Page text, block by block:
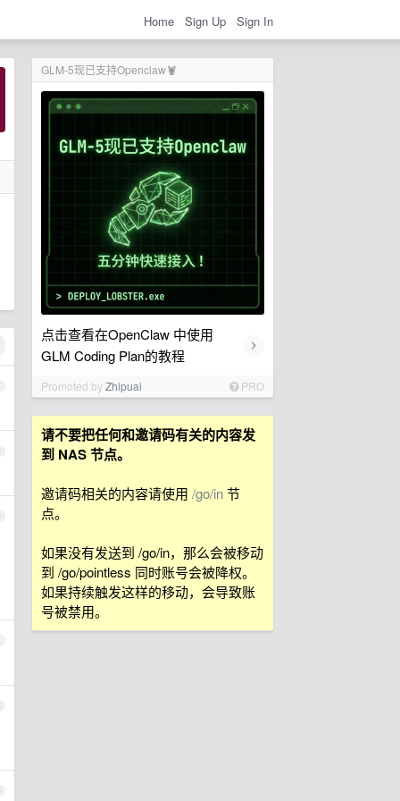
Home Sign Up Sign In
GLM-5现已支持Openclaw🦞
点击查看在OpenClaw 中使用
GLM Coding Plan的教程
›
Promoted byZhipuai PRO
请不要把任何和邀请码有关的内容发
到 NAS 节点。
邀请码相关的内容请使用 /go/in节
点。
如果没有发送到 /go/in，那么会被移动
到 /go/pointless 同时账号会被降权。
如果持续触发这样的移动，会导致账
号被禁用。